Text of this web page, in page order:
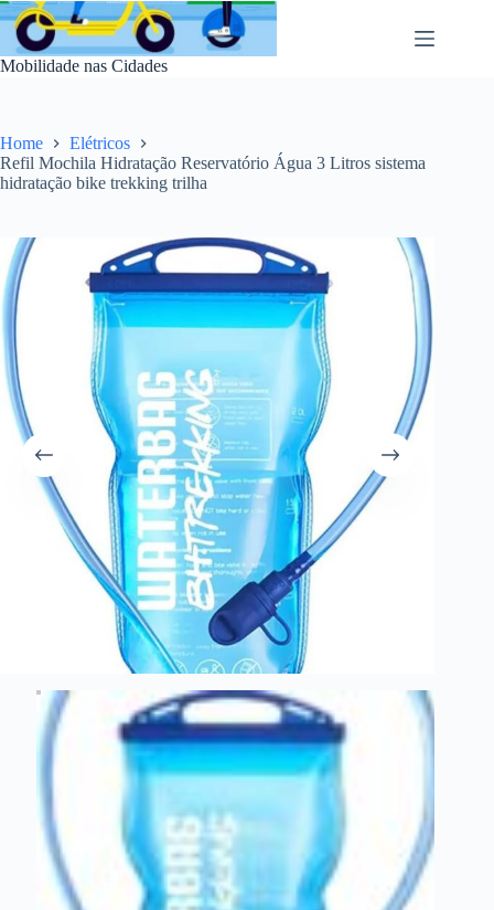
Pular
para
conteúdo
Mobilidade nas Cidades
Home
Elétricos
Refil Mochila Hidratação Reservatório Água 3 Litros sistema
hidratação bike trekking trilha